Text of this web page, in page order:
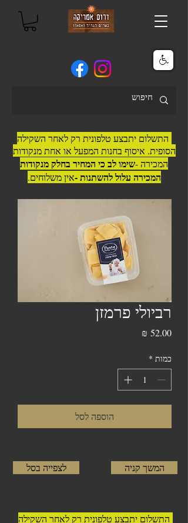
התשלום יתבצע טלפונית רק לאחר השקילה
הסופית. איסוף בחנות המפעל או אחת מנקודות
המכירה -שימו לב כי המחיר בחלק מנקודות
המכירה עלול להשתנות -אין משלוחים.
רביולי פרמזן
כמות *
הוספה לסל
לצפייה בסל המשך קניה
התשלום יתבצע טלפונית רק לאחר השקילה